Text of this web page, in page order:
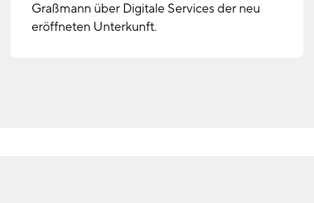
Graßmann über Digitale Services der neu
eröffneten Unterkunft.